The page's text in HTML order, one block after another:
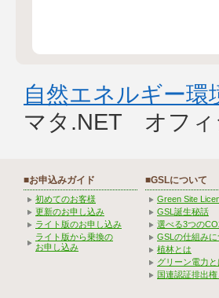
自然エネルギー環
マタ.NET オフィ
■お申込みガイド
初めてのお客様
更新のお申し込み
ライト版のお申し込み
ライト版から乗換の
お申し込み
■GSLについて
Green Site
GSL誕生秘話
選べる3つの
GSLの仕組みに
植林とは
グリーン電力と
国連認証排出権